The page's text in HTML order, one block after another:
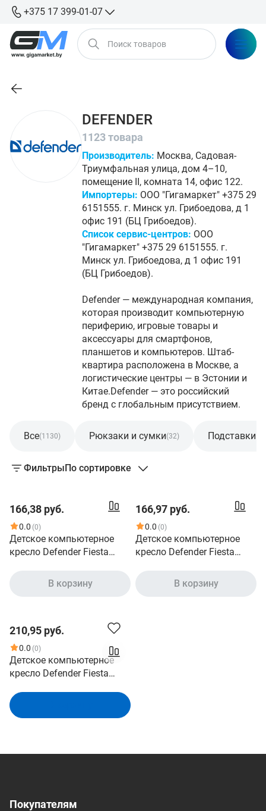
+375 17 399-01-07
DEFENDER
1123 товара
Производитель: Москва, Садовая-
Триумфальная улица, дом 4–10,
помещение II, комната 14, офис 122.
Импортеры: ООО "Гигамаркет" +375 29
6151555. г. Минск ул. Грибоедова, д 1
офис 191 (БЦ Грибоедов).
Список сервис-центров: ООО
"Гигамаркет" +375 29 6151555. г.
Минск ул. Грибоедова, д 1 офис 191
(БЦ Грибоедов).
Defender — международная компания,
которая производит компьютерную
периферию, игровые товары и
аксессуары для смартфонов,
планшетов и компьютеров. Штаб-
квартира расположена в Москве, а
логистические центры — в Эстонии и
Китае.Defender — это российский
бренд с глобальным присутствием.
Все(1130) Рюкзаки и сумки(32) Подставки
ФильтрыПо сортировке
166,38 руб.
0.0 (0)
Детское компьютерное
кресло Defender Fiesta
В корзину
166,97 руб.
0.0 (0)
Детское компьютерное
кресло Defender Fiesta
класс1. 64815В корзину
210,95 руб.
0.0 (0)
Детское компьютерное
кресло Defender Fiesta
класс1. 64817
Покупателям